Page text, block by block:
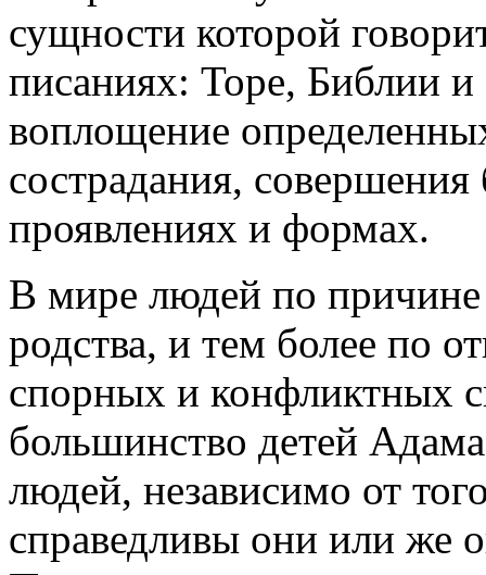
сущности которой
писаниях: Торе, Библии
воплощение
сострадания,
проявлениях и формах.
В мире людей по причине
родства, и тем более по
спорных и конфликтных
большинство детей
людей, независимо от
справедливы они или же